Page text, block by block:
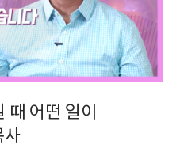
때 어떤 일이
사